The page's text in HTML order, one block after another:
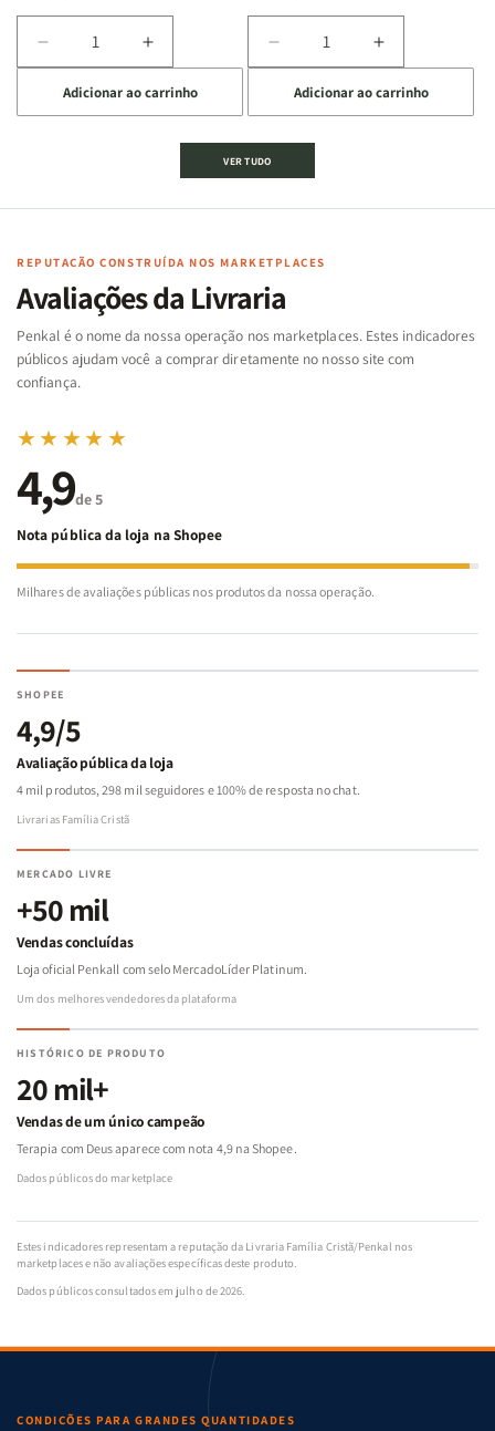
Diminuir
a
quantidade
de
Cartas
Famílias
Bíblia
-
Penkal
Aumentar
a
quantidade
de
Jogo
Cartas
Famílias
da
Bíblia
-
Penkal
Adicionar ao carrinho
Diminuir
a
quantidade
de
Jogo
|
de
Aumentar
a
quantidade
de
|
Adicionar ao carrinho
VER TUDO
REPUTAÇÃO CONSTRUÍDA NOS MARKETPLACES
Avaliações da Livraria
Penkal é o nome da nossa operação nos marketplaces. Estes indicadores
públicos ajudam você a comprar diretamente no nosso site com
confiança.
★★★★★
4,9de 5
Nota pública da loja na Shopee
Milhares de avaliações públicas nos produtos da nossa operação.
SHOPEE
4,9/5
Avaliação pública da loja
4 mil produtos, 298 mil seguidores e 100% de resposta no chat.
Livrarias Família Cristã
MERCADO LIVRE
+50 mil
Vendas concluídas
Loja oficial Penkall com selo MercadoLíder Platinum.
Um dos melhores vendedores da plataforma
HISTÓRICO DE PRODUTO
20 mil+
Vendas de um único campeão
Terapia com Deus aparece com nota 4,9 na Shopee.
Dados públicos do marketplace
Estes indicadores representam a reputação da Livraria Família Cristã/Penkal nos
marketplaces e não avaliações específicas deste produto.
Dados públicos consultados em julho de 2026.
CONDIÇÕES PARA GRANDES QUANTIDADES